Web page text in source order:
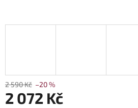
2 590 Kč –20 %
2 072 Kč